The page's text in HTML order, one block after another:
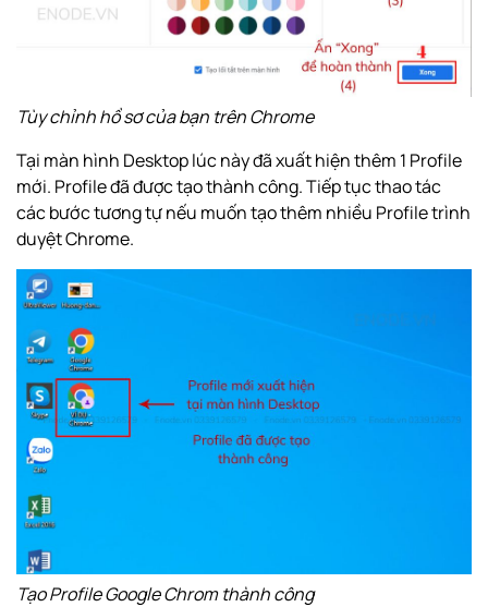
Tùy chỉnh hồ sơ của bạn trên Chrome
Tại màn hình Desktop lúc này đã xuất hiện thêm 1 Profile
mới. Profile đã được tạo thành công. Tiếp tục thao tác
các bước tương tự nếu muốn tạo thêm nhiều Profile trình
duyệt Chrome.
Tạo Profile Google Chrom thành công